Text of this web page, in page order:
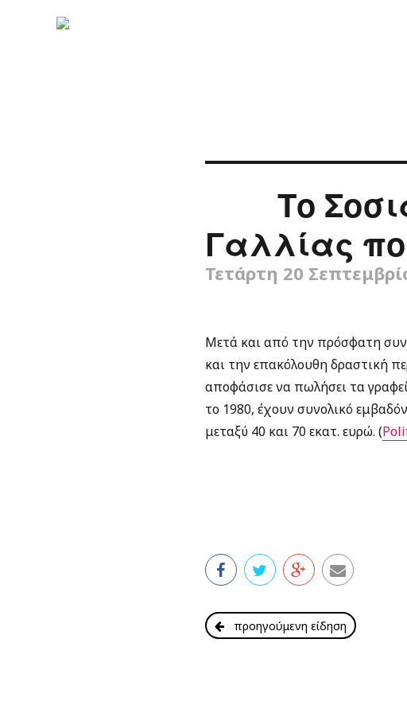
Το
Γαλλίας
Τετάρτη 20
Μετά και από την πρόσφατη
και την επακόλουθη δραστική
αποφάσισε να πωλήσει τα
το 1980, έχουν συνολικό
μεταξύ 40 και 70 εκατ. ευρώ. (
προηγούμενη είδηση